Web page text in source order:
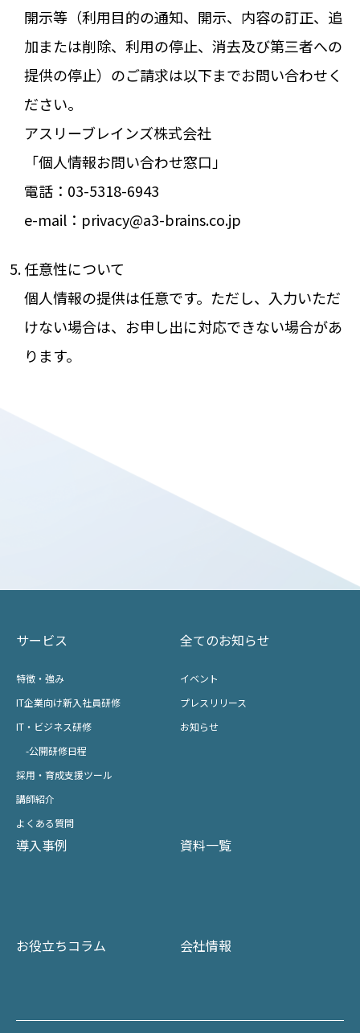
開示等（利用目的の通知、開示、内容の訂正、追
加または削除、利用の停止、消去及び第三者への
提供の停止）のご請求は以下までお問い合わせく
ださい。
アスリーブレインズ株式会社
「個人情報お問い合わせ窓口」
電話：03-5318-6943
e-mail：privacy@a3-brains.co.jp
任意性について
個人情報の提供は任意です。ただし、入力いただ
けない場合は、お申し出に対応できない場合があ
ります。
サービス
特徴・強み
IT企業向け新入社員研修
IT・ビジネス研修
-公開研修日程
採用・育成支援ツール
講師紹介
よくある質問
全てのお知らせ
イベント
プレスリリース
お知らせ
導入事例
お役立ちコラム
資料一覧
会社情報